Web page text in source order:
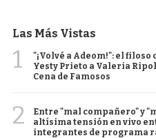
Las Más Vistas
1
"¡Volvé a Adeom!": el
Yesty Prieto a Valeria
Cena de Famosos
2
Entre "mal compañero" y
altísima tensión en vivo
integrantes de programa